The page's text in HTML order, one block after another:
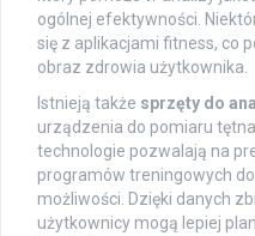
ogólnej efektywności.
się z aplikacjami fitness, co
obraz zdrowia użytkownika.
Istnieją także sprzęty do
urządzenia do pomiaru
technologie pozwalają na
programów treningowych
możliwości. Dzięki danych
użytkownicy mogą lepiej